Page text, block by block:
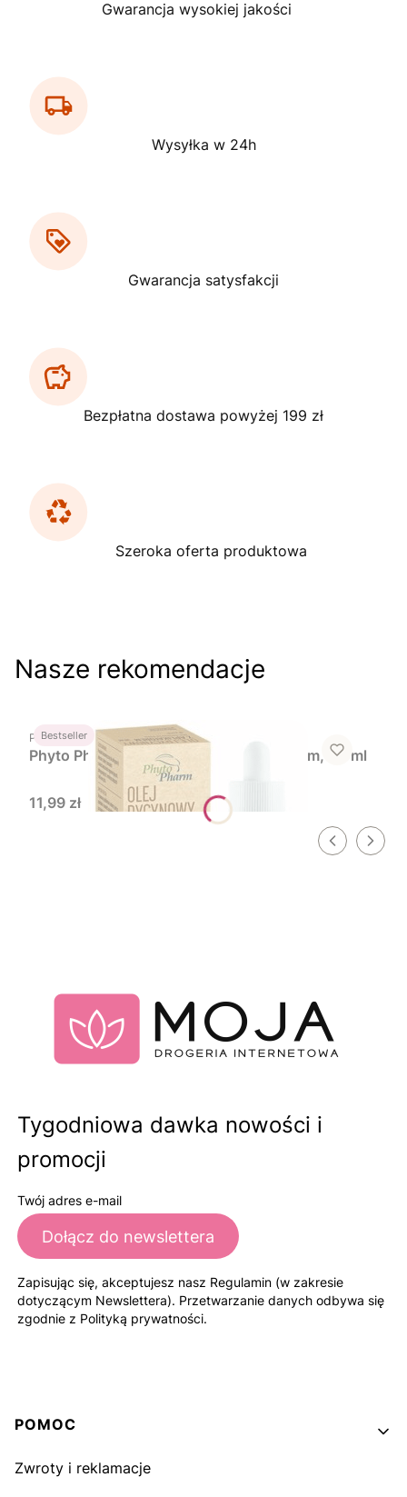
Gwarancja wysokiej jakości
Wysyłka w 24h
Gwarancja satysfakcji
Bezpłatna dostawa powyżej 199 zł
Szeroka oferta produktowa
Nasze rekomendacje
Bestseller
PRODUCENT
PHYTOPHARM
Phyto Pharm, olej rycynowy z aplikatorem, 30 ml
Cena
11,99 zł
Tygodniowa dawka nowości i
promocji
Twój adres e-mail
Dołącz do newslettera
Zapisując się, akceptujesz nasz Regulamin (w zakresie
dotyczącym Newslettera). Przetwarzanie danych odbywa się
zgodnie z Polityką prywatności.
Linki w stopce
POMOC
Zwroty i reklamacje